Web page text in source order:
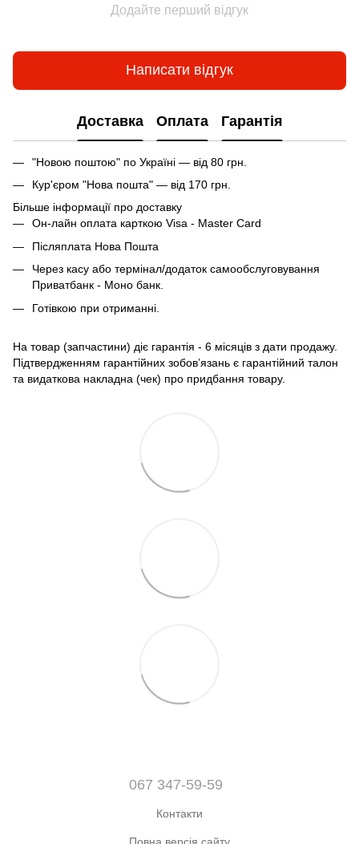
Додайте перший відгук
Написати відгук
Доставка Оплата Гарантія
"Новою поштою" по Україні — від 80 грн.
Кур'єром "Нова пошта" — від 170 грн.
Більше інформації про доставку
Он-лайн оплата карткою Visa - Master Card
Післяплата Нова Пошта
Через касу або термінал/додаток самообслуговування
Приватбанк - Моно банк.
Готівкою при отриманні.
На товар (запчастини) діє гарантія - 6 місяців з дати продажу.
Підтвердженням гарантійних зобов’язань є гарантійний талон
та видаткова накладна (чек) про придбання товару.
067 347-59-59
Контакти